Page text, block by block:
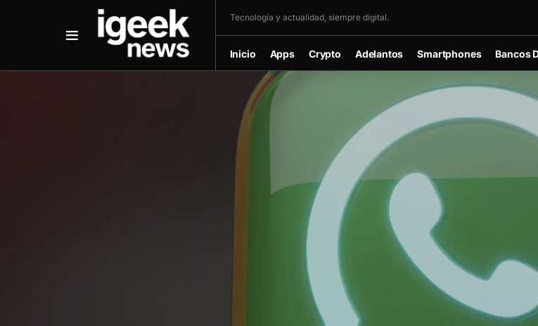
Tecnología y actualidad, siempre digital.
Inicio Apps Crypto Adelantos Smartphones Bancos